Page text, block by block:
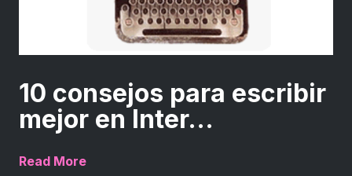
10 consejos para escribir
mejor en Inter...
Read More